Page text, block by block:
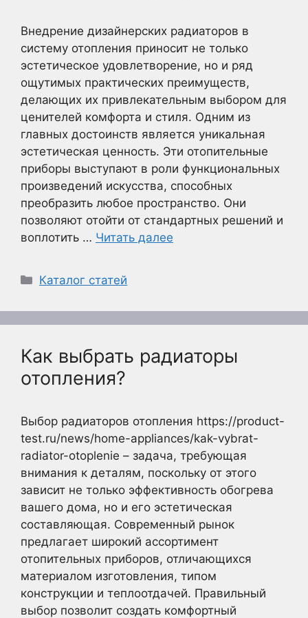
Внедрение дизайнерских радиаторов в
систему отопления приносит не только
эстетическое удовлетворение, но и ряд
ощутимых практических преимуществ,
делающих их привлекательным выбором для
ценителей комфорта и стиля. Одним из
главных достоинств является уникальная
эстетическая ценность. Эти отопительные
приборы выступают в роли функциональных
произведений искусства, способных
преобразить любое пространство. Они
позволяют отойти от стандартных решений и
воплотить … Читать далее
Рубрики
Каталог статей
Как выбрать радиаторы
отопления?
Выбор радиаторов отопления https://product-
test.ru/news/home-appliances/kak-vybrat-
radiator-otoplenie – задача, требующая
внимания к деталям, поскольку от этого
зависит не только эффективность обогрева
вашего дома, но и его эстетическая
составляющая. Современный рынок
предлагает широкий ассортимент
отопительных приборов, отличающихся
материалом изготовления, типом
конструкции и теплоотдачей. Правильный
выбор позволит создать комфортный